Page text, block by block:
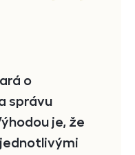
o
správu
je, že